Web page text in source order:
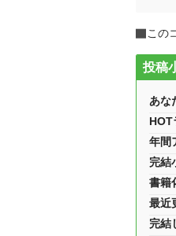
この
投稿
あな
HOT
年間
完結
書籍
最近
完結